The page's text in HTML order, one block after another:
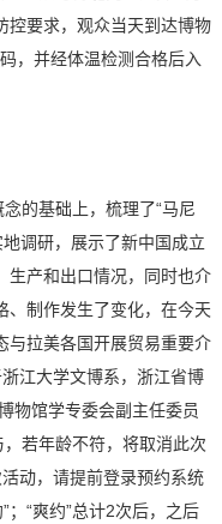
控要求，观众当天到达博物
，并经体温检测合格后入
的基础上，梳理了“马尼
调研，展示了新中国成立
生产和出口情况，同时也介
、制作发生了变化，在今天
与拉美各国开展贸易重要介
江大学文博系，浙江省博
物馆学专委会副主任委员
若年龄不符，将取消此次
动，请提前登录预约系统
；“爽约”总计2次后，之后